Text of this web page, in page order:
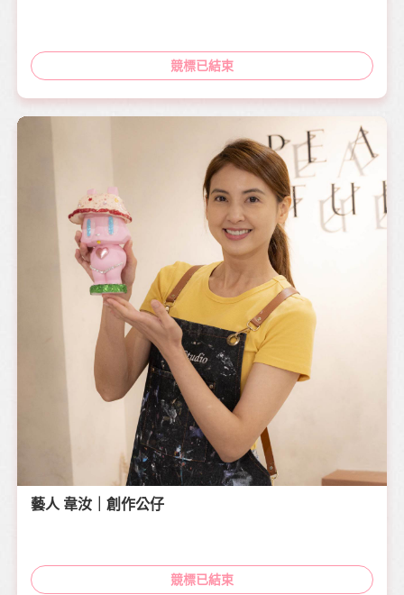
競標已結束
藝人 韋汝｜創作公仔
競標已結束